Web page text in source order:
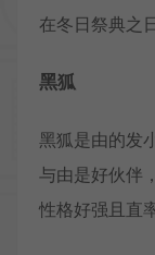
在冬日祭典之
黑狐
黑狐是由的发小
与由是好伙伴
性格好强且直